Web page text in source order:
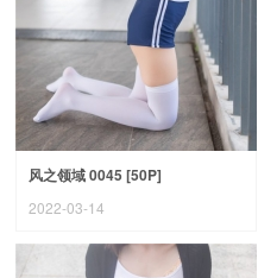
风之领域 0045 [50P]
2022-03-14